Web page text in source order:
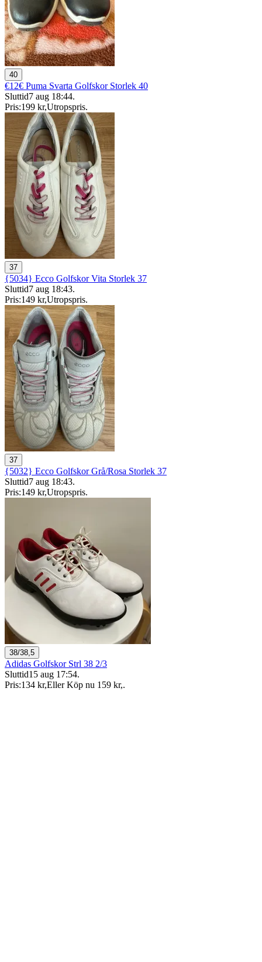
40
€12€ Puma Svarta Golfskor Storlek 40
Sluttid7 aug 18:44.
Pris:199 kr,Utropspris.
37
{5034} Ecco Golfskor Vita Storlek 37
Sluttid7 aug 18:43.
Pris:149 kr,Utropspris.
37
{5032} Ecco Golfskor Grå/Rosa Storlek 37
Sluttid7 aug 18:43.
Pris:149 kr,Utropspris.
38/38,5
Adidas Golfskor Strl 38 2/3
Sluttid15 aug 17:54.
Pris:134 kr,Eller Köp nu 159 kr,.